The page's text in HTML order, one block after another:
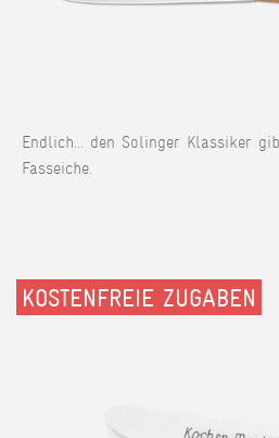
Endlich... den Solinger Klassiker
Fasseiche.
KOSTENFREIE ZUGABEN